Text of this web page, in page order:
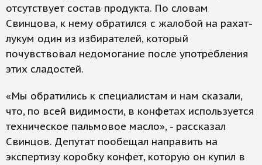
отсутствует состав продукта. По словам
Свинцова, к нему обратился с жалобой на рахат-
лукум один из избирателей, который
почувствовал недомогание после употребления
этих сладостей.
«Мы обратились к специалистам и нам сказали,
что, по всей видимости, в конфетах используется
техническое пальмовое масло», - рассказал
Свинцов. Депутат пообещал направить на
экспертизу коробку конфет, которую он купил в